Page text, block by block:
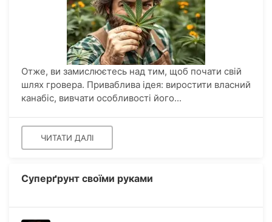
Отже, ви замислюєтесь над тим, щоб почати свій
шлях гровера. Приваблива ідея: виростити власний
канабіс, вивчати особливості його...
ЧИТАТИ ДАЛІ
Суперґрунт своїми руками